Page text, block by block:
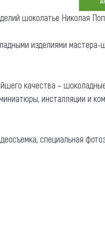
шоколатье Николая
изделиями мастера-
качества –
инсталляции и
специальная